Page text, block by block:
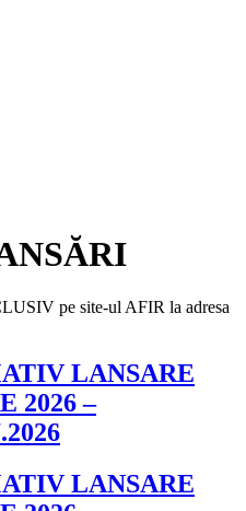
pe site-ul AFIR la adresa
LANSARE
2026 –
LANSARE